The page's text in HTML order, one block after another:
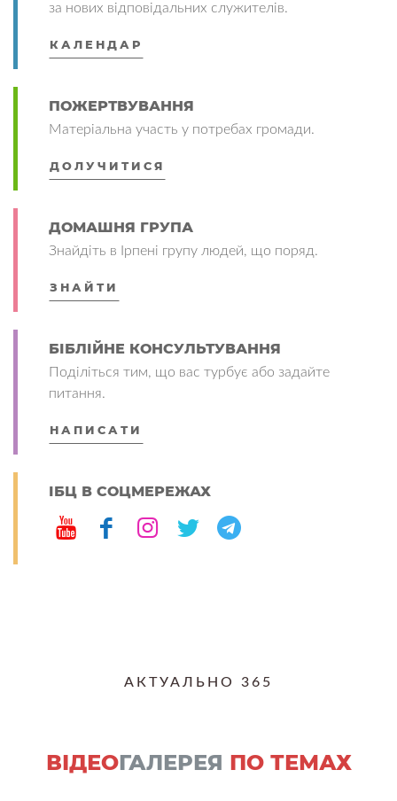
за нових відповідальних служителів.
КАЛЕНДАР
ПОЖЕРТВУВАННЯ
Матеріальна участь у потребах громади.
ДОЛУЧИТИСЯ
ДОМАШНЯ ГРУПА
Знайдіть в Ірпені групу людей, що поряд.
ЗНАЙТИ
БІБЛІЙНЕ КОНСУЛЬТУВАННЯ
Поділіться тим, що вас турбує або задайте
питання.
НАПИСАТИ
ІБЦ В СОЦМЕРЕЖАХ
АКТУАЛЬНО 365
ВІДЕОГАЛЕРЕЯ ПО ТЕМАХ